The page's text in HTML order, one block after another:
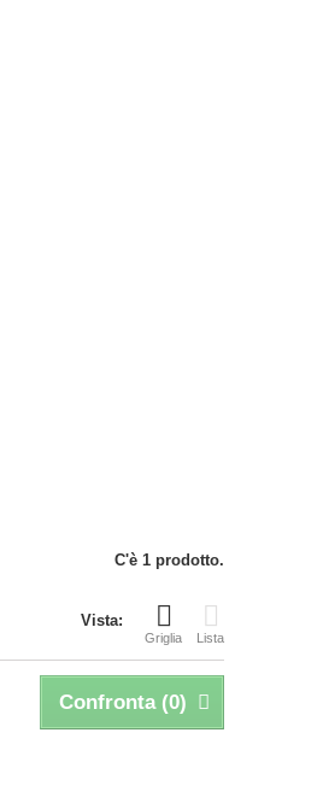
C'è 1 prodotto.
Vista:
Griglia Lista
Confronta (0)